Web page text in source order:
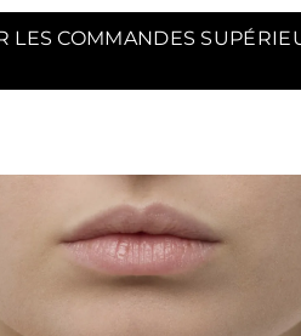
LES COMMANDES
EN HÉMATITE
AVEC DES
EN FORME
COEUR